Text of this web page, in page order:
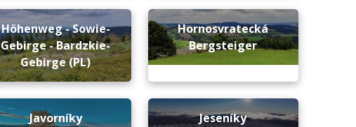
Höhenweg - Sowie-
Gebirge - Bardzkie-
Gebirge (PL)
Hornosvratecká
Bergsteiger
Javorníky
Jeseníky